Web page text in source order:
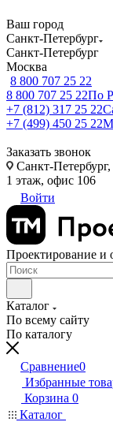
Ваш город
Санкт-Петербург
Санкт-Петербург
Москва
8 800 707 25 22
8 800 707 25 22По
+7 (812) 317 25 22
+7 (499) 450 25 22
Заказать звонок
Санкт-
1 этаж, офис 106
Войти
Проектирование и
Каталог
По всему сайту
По каталогу
Сравнение0
Избранные
Корзина 0
Каталог